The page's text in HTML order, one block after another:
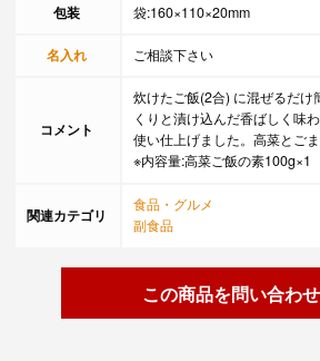
包装 袋:160×110×20mm
名入れ ご相談下さい
コメント
炊けたご飯(2合) に混ぜるだけ
くりと漬け込んだ香ばしく味
使い仕上げました。高菜とご
※内容量:高菜ご飯の素100g×1
関連カテゴリ
食品・グルメ
副食品
この商品を問い合わ